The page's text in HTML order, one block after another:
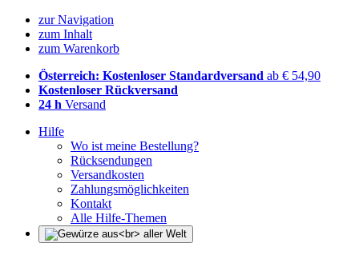
zur Navigation
zum Inhalt
zum Warenkorb
Österreich: Kostenloser Standardversand ab € 54,90
Kostenloser Rückversand
24 h Versand
Hilfe
Wo ist meine Bestellung?
Rücksendungen
Versandkosten
Zahlungsmöglichkeiten
Kontakt
Alle Hilfe-Themen